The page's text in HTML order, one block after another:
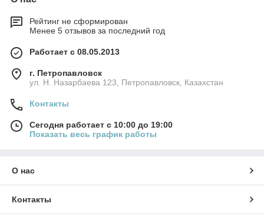
Рейтинг не сформирован
Менее 5 отзывов за последний год
Работает с 08.05.2013
г. Петропавловск
ул. Н. Назарбаева 123, Петропавловск, Казахстан
Контакты
Сегодня работает с 10:00 до 19:00
Показать весь график работы
О нас
Контакты